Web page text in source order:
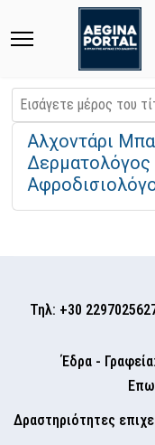
Εισάγετε
Αλχοντάρι
Δερματολόγος
Τηλ: +30
Έδρα -
Δραστηριότητες